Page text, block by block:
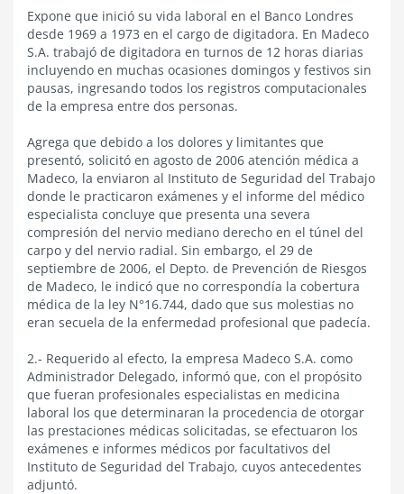
Expone que inició su vida laboral en el Banco Londres
desde 1969 a 1973 en el cargo de digitadora. En Madeco
S.A. trabajó de digitadora en turnos de 12 horas diarias
incluyendo en muchas ocasiones domingos y festivos sin
pausas, ingresando todos los registros computacionales
de la empresa entre dos personas.
Agrega que debido a los dolores y limitantes que
presentó, solicitó en agosto de 2006 atención médica a
Madeco, la enviaron al Instituto de Seguridad del Trabajo
donde le practicaron exámenes y el informe del médico
especialista concluye que presenta una severa
compresión del nervio mediano derecho en el túnel del
carpo y del nervio radial. Sin embargo, el 29 de
septiembre de 2006, el Depto. de Prevención de Riesgos
de Madeco, le indicó que no correspondía la cobertura
médica de la ley N°16.744, dado que sus molestias no
eran secuela de la enfermedad profesional que padecía.
2.- Requerido al efecto, la empresa Madeco S.A. como
Administrador Delegado, informó que, con el propósito
que fueran profesionales especialistas en medicina
laboral los que determinaran la procedencia de otorgar
las prestaciones médicas solicitadas, se efectuaron los
exámenes e informes médicos por facultativos del
Instituto de Seguridad del Trabajo, cuyos antecedentes
adjuntó.